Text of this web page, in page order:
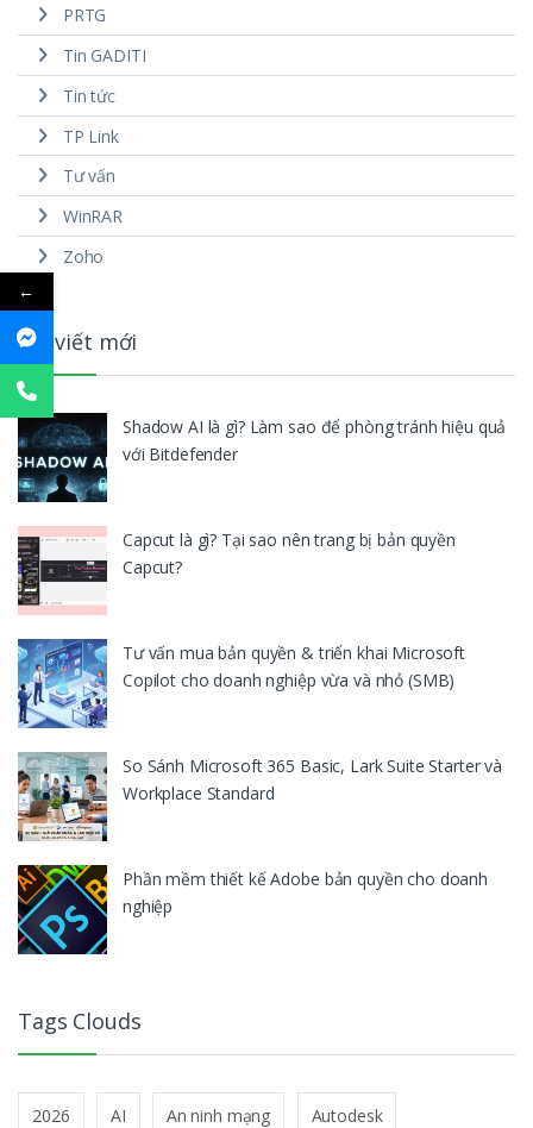
PRTG
Tin GADITI
Tin tức
TP Link
Tư vấn
WinRAR
Zoho
Bài viết mới
Shadow AI là gì? Làm sao để phòng tránh hiệu quả
với Bitdefender
Capcut là gì? Tại sao nên trang bị bản quyền
Capcut?
Tư vấn mua bản quyền & triển khai Microsoft
Copilot cho doanh nghiệp vừa và nhỏ (SMB)
So Sánh Microsoft 365 Basic, Lark Suite Starter và
Workplace Standard
Phần mềm thiết kế Adobe bản quyền cho doanh
nghiệp
Tags Clouds
2026 AI An ninh mạng Autodesk
←